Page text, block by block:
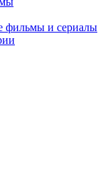
фильмы и сериалы